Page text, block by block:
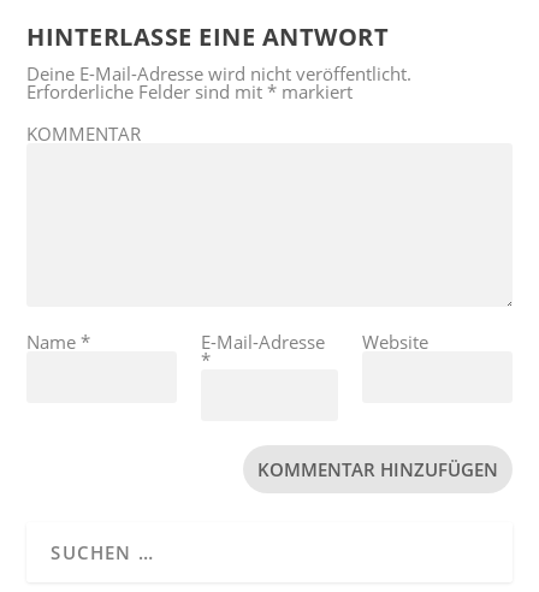
HINTERLASSE EINE ANTWORT
Deine E-Mail-Adresse wird nicht veröffentlicht.
Erforderliche Felder sind mit* markiert
KOMMENTAR
Name* E-Mail-Adresse
*
Website